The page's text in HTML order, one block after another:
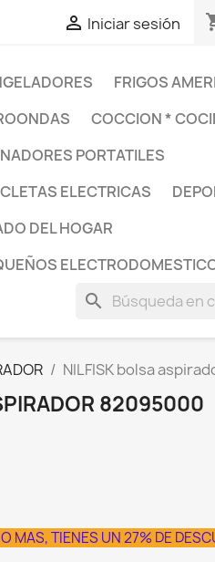
 Iniciar sesión
FRIGOS
COCCION *
PORTATILES
ELECTRICAS
DEL HOGAR
search
NILFISK bolsa
82095000
MAS, TIENES UN 27% DE